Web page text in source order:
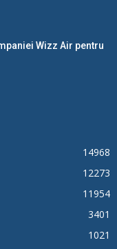
Wizz Air pentru
14968
12273
11954
3401
1021